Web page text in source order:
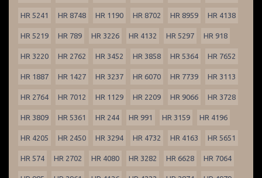
HR 5241 HR 8748 HR 1190 HR 8702 HR 8959 HR 4138
HR 5219 HR 789 HR 3226 HR 4132 HR 5297 HR 918
HR 3220 HR 2762 HR 3452 HR 3858 HR 5364 HR 7652
HR 1887 HR 1427 HR 3237 HR 6070 HR 7739 HR 3113
HR 2764 HR 7012 HR 1129 HR 2209 HR 9066 HR 3728
HR 3809 HR 5361 HR 244 HR 991 HR 3159 HR 4196
HR 4205 HR 2450 HR 3294 HR 4732 HR 4163 HR 5651
HR 574 HR 2702 HR 4080 HR 3282 HR 6628 HR 7064